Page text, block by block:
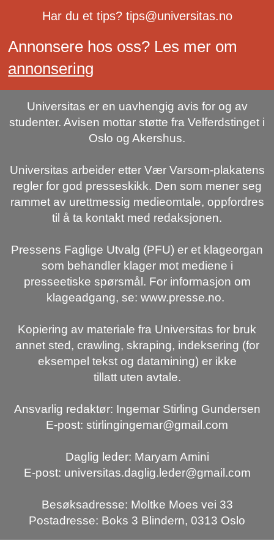
Har du et tips? tips@universitas.no
Annonsere hos oss? Les mer om
annonsering
Universitas er en uavhengig avis for og av
studenter. Avisen mottar støtte fra Velferdstinget i
Oslo og Akershus.
Universitas arbeider etter Vær Varsom-plakatens
regler for god presseskikk. Den som mener seg
rammet av urettmessig medieomtale, oppfordres
til å ta kontakt med redaksjonen.
Pressens Faglige Utvalg (PFU) er et klageorgan
som behandler klager mot mediene i
presseetiske spørsmål. For informasjon om
klageadgang, se: www.presse.no.
Kopiering av materiale fra Universitas for bruk
annet sted, crawling, skraping, indeksering (for
eksempel tekst og datamining) er ikke
tillatt uten avtale.
Ansvarlig redaktør: Ingemar Stirling Gundersen
E-post: stirlingingemar@gmail.com
Daglig leder: Maryam Amini
E-post: universitas.daglig.leder@gmail.com
Besøksadresse: Moltke Moes vei 33
Postadresse: Boks 3 Blindern, 0313 Oslo